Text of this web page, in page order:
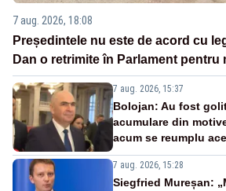
7 aug. 2026, 18:08
Președintele nu este de acord cu
Dan o retrimite în Parlament pentru
7 aug. 2026, 15:37
Bolojan: Au fost
acumulare din
acum se reumplu
7 aug. 2026, 15:28
Siegfried Mureșan: